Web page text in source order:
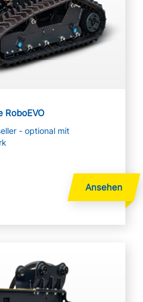
RoboEVO
- optional mit